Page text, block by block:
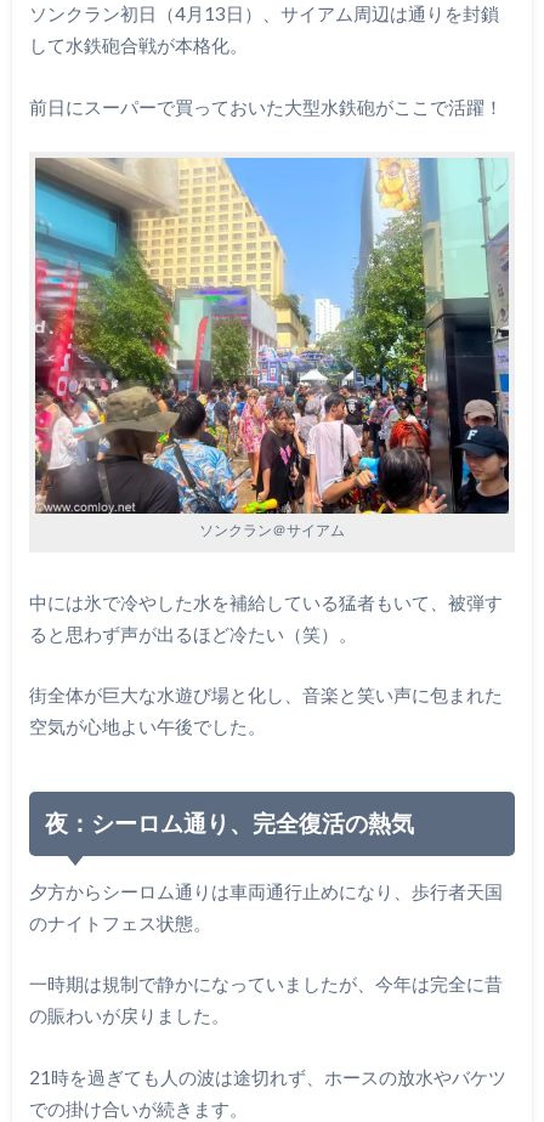
ソンクラン初日（4月13日）、サイアム周辺は通りを封鎖
して水鉄砲合戦が本格化。
前日にスーパーで買っておいた大型水鉄砲がここで活躍！
ソンクラン＠サイアム
中には氷で冷やした水を補給している猛者もいて、被弾す
ると思わず声が出るほど冷たい（笑）。
街全体が巨大な水遊び場と化し、音楽と笑い声に包まれた
空気が心地よい午後でした。
夜：シーロム通り、完全復活の熱気
夕方からシーロム通りは車両通行止めになり、歩行者天国
のナイトフェス状態。
一時期は規制で静かになっていましたが、今年は完全に昔
の賑わいが戻りました。
21時を過ぎても人の波は途切れず、ホースの放水やバケツ
での掛け合いが続きます。